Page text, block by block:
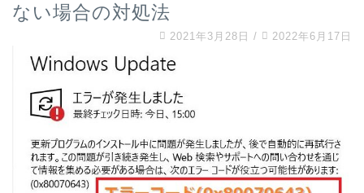
ない場合の対処法
2021年3月28日 / 2022年6月17日